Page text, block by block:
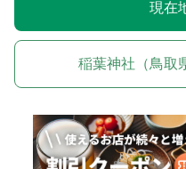
現在
稲葉神社（鳥取